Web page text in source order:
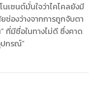
เซนต์มั่นใจว่าไคโคลยังมี
ช่องว่างจากการถูกจับตา
ที่มีชื่อในทางไม่ดี ซึ่งคาด
ปกรณ์”